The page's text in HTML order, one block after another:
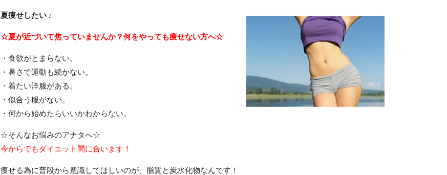
夏痩せしたい ♪
☆夏が近づいて焦っていませんか？何をやっても痩せない方へ☆
・食欲がとまらない。
・暑さで運動も続かない。
・着たい洋服がある。
・似合う服がない。
・何から始めたらいいかわからない。
☆そんなお悩みのアナタへ☆
今からでもダイエット間に合います！
痩せる為に普段から意識してほしいのが、脂質と炭水化物なんです！